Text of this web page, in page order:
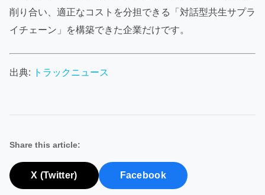
削り合い、適正なコストを分担できる「対話型共生サプラ
イチェーン」を構築できた企業だけです。
出典: トラックニュース
Share this article:
X (Twitter) Facebook